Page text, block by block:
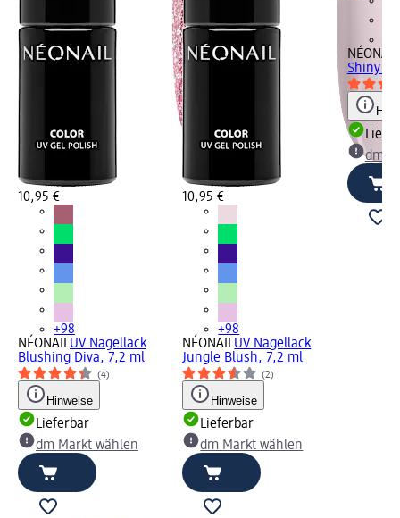
10,95 €
+98
NÉONAILUV Nagellack
Blushing Diva, 7,2 ml
(4)
Hinweise
Lieferbar
dm Markt wählen
10,95 €
+98
NÉONAILUV Nagellack
Jungle Blush, 7,2 ml
(2)
Hinweise
Lieferbar
dm Markt wählen
NÉONAIL
Shiny
dm